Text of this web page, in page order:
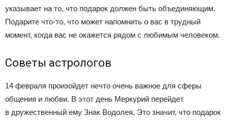
указывает на то, что подарок должен быть объединяющим.
Подарите что-то, что может напомнить о вас в трудный
момент, когда вас не окажется рядом с любимым человеком.
Советы астрологов
14 февраля произойдет нечто очень важное для сферы
общения и любви. В этот день Меркурий перейдет
в дружественный ему Знак Водолея. Это значит, что подарок